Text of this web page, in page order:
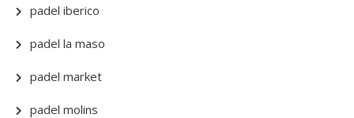
padel iberico
padel la maso
padel market
padel molins